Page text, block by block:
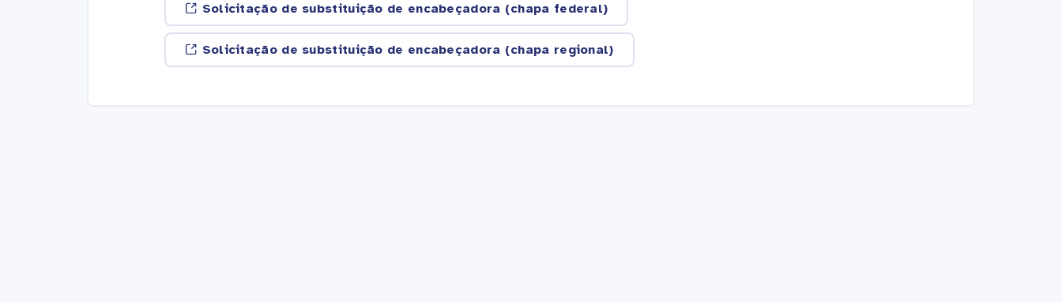
Solicitação de substituição de encabeçadora (chapa federal)
Solicitação de substituição de encabeçadora (chapa regional)